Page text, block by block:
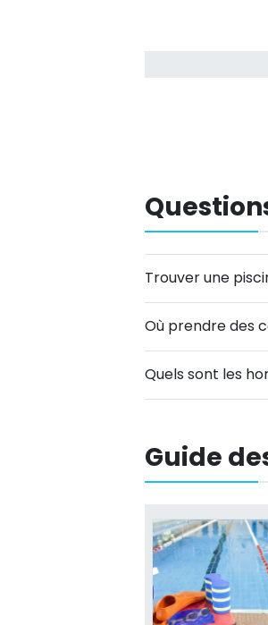
Trouver une
Où prendre des
Quels sont les
Guide